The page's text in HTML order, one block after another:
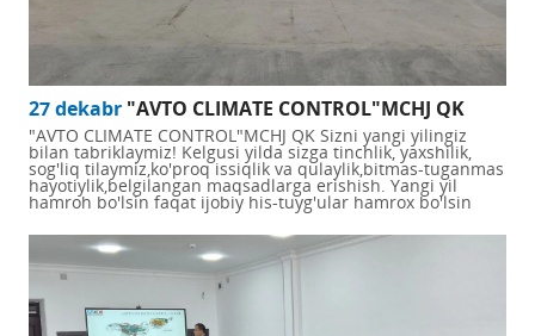
27 dekabr "AVTO CLIMATE CONTROL"MCHJ QK
"AVTO CLIMATE CONTROL"MCHJ QK Sizni yangi yilingiz
bilan tabriklaymiz! Kelgusi yilda sizga tinchlik, yaxshilik,
sog'liq tilaymiz,ko'proq issiqlik va qulaylik,bitmas-tuganmas
hayotiylik,belgilangan maqsadlarga erishish. Yangi yil
hamroh bo'lsin faqat ijobiy his-tuyg'ular hamrox bo'lsin